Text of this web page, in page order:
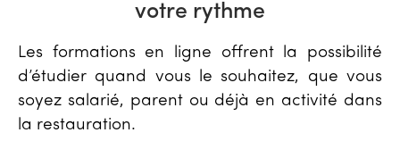
votre rythme
Les formations en ligne offrent la possibilité
d’étudier quand vous le souhaitez, que vous
soyez salarié, parent ou déjà en activité dans
la restauration.